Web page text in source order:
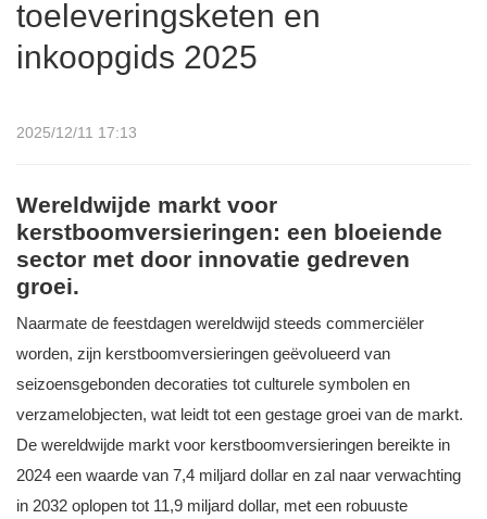
toeleveringsketen en
inkoopgids 2025
2025/12/11 17:13
Wereldwijde markt voor
kerstboomversieringen: een bloeiende
sector met door innovatie gedreven
groei.
Naarmate de feestdagen wereldwijd steeds commerciëler
worden, zijn kerstboomversieringen geëvolueerd van
seizoensgebonden decoraties tot culturele symbolen en
verzamelobjecten, wat leidt tot een gestage groei van de markt.
De wereldwijde markt voor kerstboomversieringen bereikte in
2024 een waarde van 7,4 miljard dollar en zal naar verwachting
in 2032 oplopen tot 11,9 miljard dollar, met een robuuste